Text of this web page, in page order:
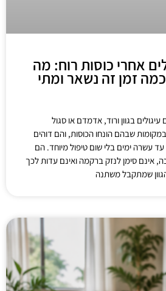
אחרי כוסות רוח: מה
זמן זה נשאר ומתי
בגוון ורוד, אדמדם או סגול
שבהם הונחו הכוסות, והם דוהים
עשרה ימים בלי שום טיפול מיוחד. הם
אינם סימן לנזק ברקמה ואינם עדות לכך
שמתקבל משתנה